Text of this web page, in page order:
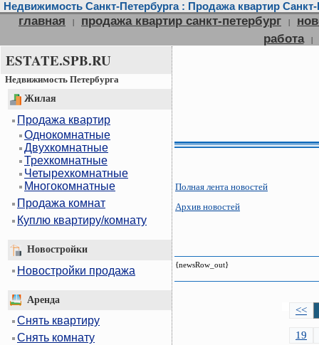
Недвижимость Санкт-Петербурга : Продажа квартир
главная | продажа квартир санкт-петербург |
работа
|
ESTATE.SPB.RU
Недвижимость Петербурга
Жилая
Продажа квартир
Однокомнатные
Двухкомнатные
Трехкомнатные
Четырехкомнатные
Многокомнатные
Продажа комнат
Куплю квартиру/комнату
Новостройки
Новостройки продажа
Аренда
Снять квартиру
Снять комнату
Полная лента новостей
Архив новостей
{newsRow_out}
<<
19